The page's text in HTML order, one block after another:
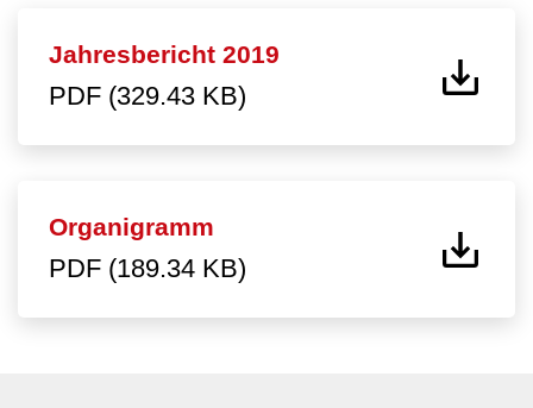
Jahresbericht 2019
PDF (329.43 KB)
Organigramm
PDF (189.34 KB)